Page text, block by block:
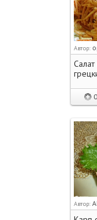
Автор:
0
Автор: